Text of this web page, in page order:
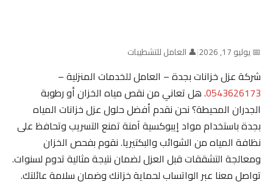
📅 يوليو 17, 2026 |👤 العامل للتشطيبات
شركة عزل خزانات بجدة – العامل للخدمات المنزلية –
0543626173. هل تعاني من نقص مياه الخزان أو رطوبة
الجدران المحيطة؟ نحن نقدم أفضل حلول عزل خزانات المياه
بجدة باستخدام مواد إيبوكسية آمنة تمنع التسريب وتحافظ على
نظافة المياه من الشوائب والبكتيريا. نقوم بفحص الخزان
ومعالجة التشققات قبل العزل لضمان نتيجة مثالية تدوم لسنوات.
تواصل معنا عبر الواتساب لحماية خزانك وضمان سلامة عائلتك.